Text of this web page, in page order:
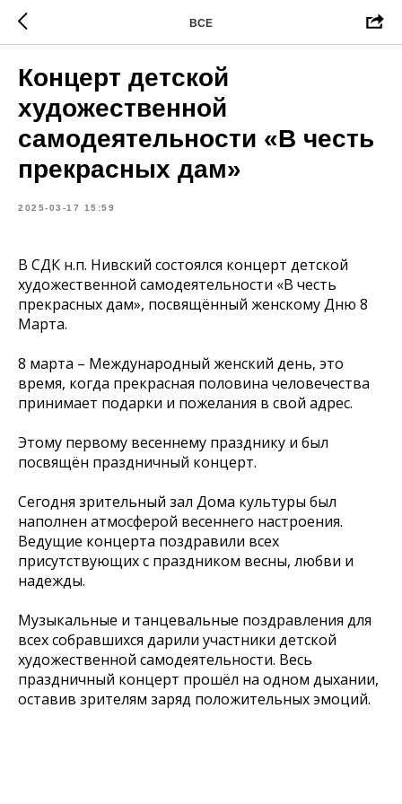
ВСЕ
Концерт детской
художественной
самодеятельности «В честь
прекрасных дам»
2025-03-17 15:59
В СДК н.п. Нивский состоялся концерт детской
художественной самодеятельности «В честь
прекрасных дам», посвящённый женскому Дню 8
Марта.
8 марта – Международный женский день, это
время, когда прекрасная половина человечества
принимает подарки и пожелания в свой адрес.
Этому первому весеннему празднику и был
посвящён праздничный концерт.
Сегодня зрительный зал Дома культуры был
наполнен атмосферой весеннего настроения.
Ведущие концерта поздравили всех
присутствующих с праздником весны, любви и
надежды.
Музыкальные и танцевальные поздравления для
всех собравшихся дарили участники детской
художественной самодеятельности. Весь
праздничный концерт прошёл на одном дыхании,
оставив зрителям заряд положительных эмоций.